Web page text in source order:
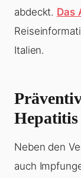
abdeckt. Das
Italien.
Hepatitis
Neben den
auch